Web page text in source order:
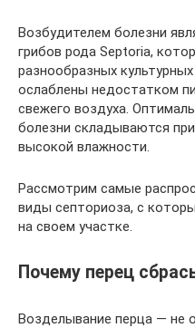
Возбудителем болезни
грибов рода Septoria,
разнообразных
ослаблены недостатком
свежего воздуха.
болезни складываются
высокой влажности.
Рассмотрим самые
виды септориоза, с
на своем участке.
Почему перец
Возделывание перца — не